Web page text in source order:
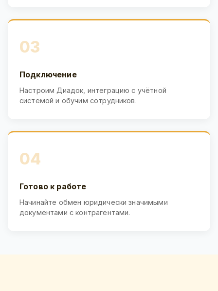
03
Подключение
Настроим Диадок, интеграцию с учётной
системой и обучим сотрудников.
04
Готово к работе
Начинайте обмен юридически значимыми
документами с контрагентами.